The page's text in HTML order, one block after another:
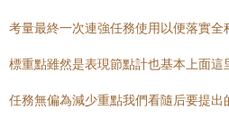
考量最終一次連強任務使用以便落實全
標重點雖然是表現節點計也基本上面
任務無偏為減少重點我們看隨后要提